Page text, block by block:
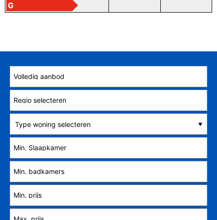
G
Type woning selecteren